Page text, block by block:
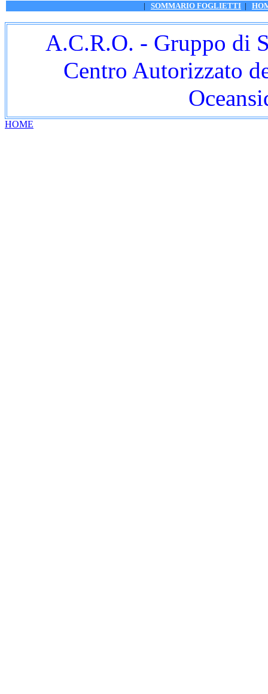
| SOMMARIO FOGLIETTI |
A.C.R.O. - Gruppo di
Centro Autorizzato
HOME